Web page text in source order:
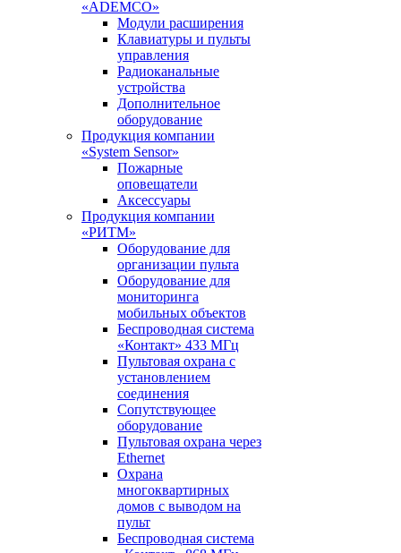
«ADEMCO»
Модули расширения
Клавиатуры и пульты
управления
Радиоканальные
устройства
Дополнительное
оборудование
Продукция компании
«System Sensor»
Пожарные
оповещатели
Аксессуары
Продукция компании
«РИТМ»
Оборудование для
организации пульта
Оборудование для
мониторинга
мобильных объектов
Беспроводная система
«Контакт» 433 МГц
Пультовая охрана с
установлением
соединения
Сопутствующее
оборудование
Пультовая охрана через
Ethernet
Охрана
многоквартирных
домов с выводом на
пульт
Беспроводная система